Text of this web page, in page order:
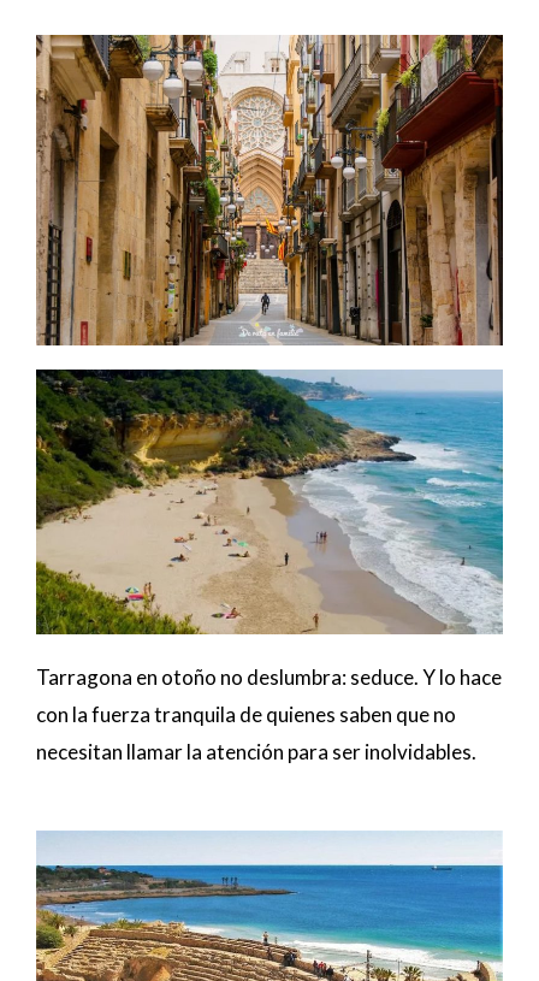
Tarragona en otoño no deslumbra: seduce. Y lo hace
con la fuerza tranquila de quienes saben que no
necesitan llamar la atención para ser inolvidables.